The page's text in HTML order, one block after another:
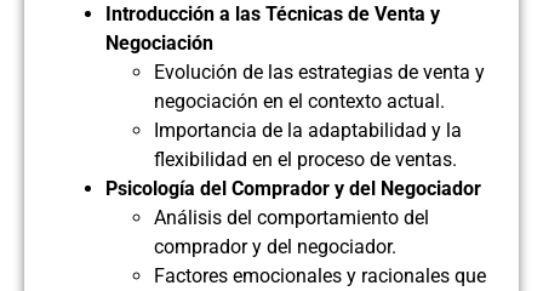
Introducción a las Técnicas de Venta y
Negociación
Evolución de las estrategias de venta y
negociación en el contexto actual.
Importancia de la adaptabilidad y la
flexibilidad en el proceso de ventas.
Psicología del Comprador y del Negociador
Análisis del comportamiento del
comprador y del negociador.
Factores emocionales y racionales que